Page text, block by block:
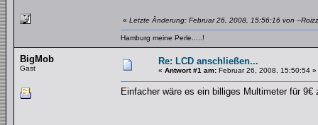
« Letzte Änderung: Februar 26, 2008, 15:56:16 von --
Hamburg meine Perle.....!
BigMob
Gast
Re: LCD anschließen...
« Antwort #1 am: Februar 26, 2008, 15:50:54 »
Einfacher wäre es ein billiges Multimeter für